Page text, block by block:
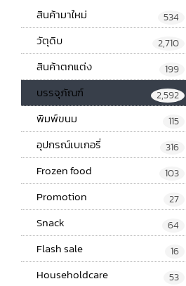
สินค้ามาใหม่ 534
วัตุดิบ 2,710
สินค้าตกแต่ง 199
บรรจุภัณฑ์ 2,592
พิมพ์ขนม 115
อุปกรณ์เบเกอรี่ 316
Frozen food 103
Promotion 27
Snack 64
Flash sale 16
Householdcare 53